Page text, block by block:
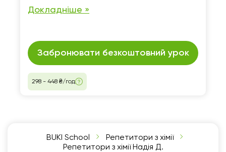
кафедра неорганічної хімії
Докладніше »
Забронювати безкоштовний урок
298 - 448 ₴/год
BUKI School
Репетитори з хімії
Репетитори з хімії Надія Д.